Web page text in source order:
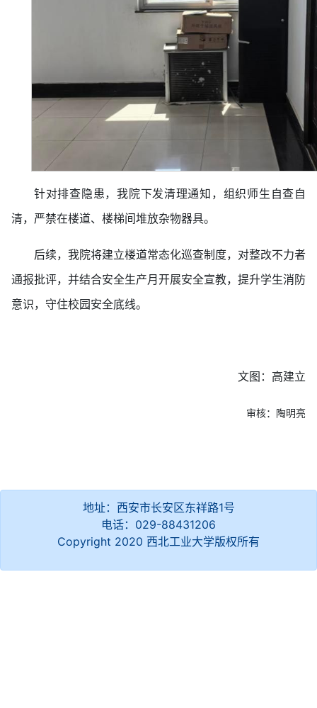
针对排查隐患，我院下发清理通知，组织师生自查自
清，严禁在楼道、楼梯间堆放杂物器具。
后续，我院将建立楼道常态化巡查制度，对整改不力者
通报批评，并结合安全生产月开展安全宣教，提升学生消防
意识，守住校园安全底线。
文图：高建立
审核：陶明亮
地址：西安市长安区东祥路1号
电话：029-88431206
Copyright 2020 西北工业大学版权所有